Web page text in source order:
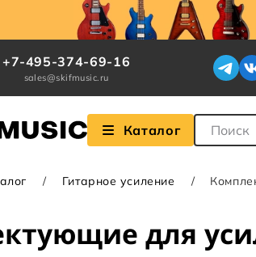
+7-495-374-69-16
sales@skifmusic.ru
Каталог Поле
Гитарное усиление
для